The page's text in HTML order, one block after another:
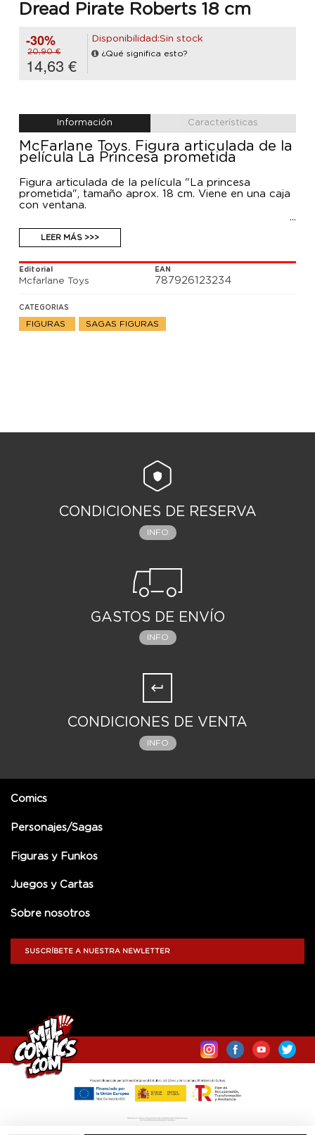
Dread Pirate Roberts 18 cm
-30%
20,90 €
14,63 €
Disponibilidad:Sin stock
¿Qué significa esto?
Información Características
McFarlane Toys. Figura articulada de la
película La Princesa prometida
Figura articulada de la película "La princesa
prometida", tamaño aprox. 18 cm. Viene en una caja
con ventana.
LEER MÁS >>>
Editorial
Mcfarlane Toys
EAN
787926123234
CATEGORIAS
FIGURAS SAGAS FIGURAS
CONDICIONES DE RESERVA
INFO
GASTOS DE ENVÍO
INFO
CONDICIONES DE VENTA
INFO
Comics
Personajes/Sagas
Figuras y Funkos
Juegos y Cartas
Sobre nosotros
SUSCRÍBETE A NUESTRA NEWLETTER